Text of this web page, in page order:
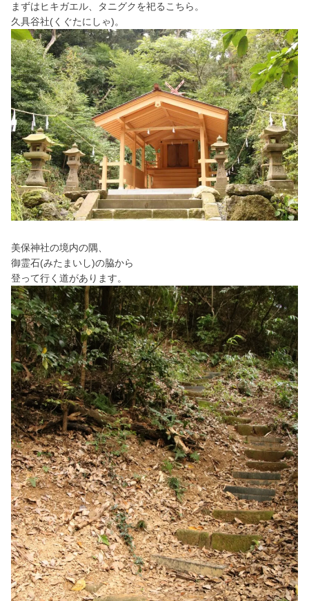
まずはヒキガエル、タニグクを祀るこちら。
久具谷社(くぐたにしゃ)。
美保神社の境内の隅、
御霊石(みたまいし)の脇から
登って行く道があります。